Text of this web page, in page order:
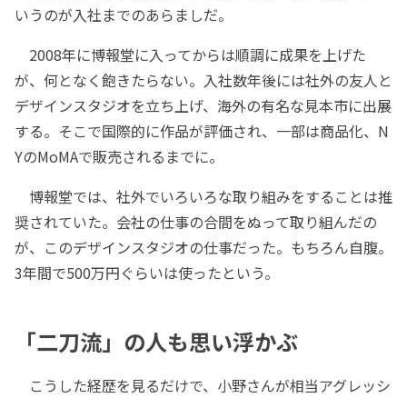
いうのが入社までのあらましだ。
2008年に博報堂に入ってからは順調に成果を上げた
が、何となく飽きたらない。入社数年後には社外の友人と
デザインスタジオを立ち上げ、海外の有名な見本市に出展
する。そこで国際的に作品が評価され、一部は商品化、N
YのMoMAで販売されるまでに。
博報堂では、社外でいろいろな取り組みをすることは推
奨されていた。会社の仕事の合間をぬって取り組んだの
が、このデザインスタジオの仕事だった。もちろん自腹。
3年間で500万円ぐらいは使ったという。
「二刀流」の人も思い浮かぶ
こうした経歴を見るだけで、小野さんが相当アグレッシ